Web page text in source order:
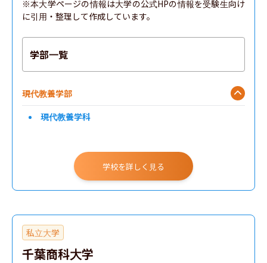
※本大学ページの情報は大学の公式HPの情報を受験生向け
に引用・整理して作成しています。
学部一覧
現代教養学部
現代教養学科
学校を詳しく見る
私立大学
千葉商科大学